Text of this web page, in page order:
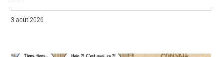
3 août 2026